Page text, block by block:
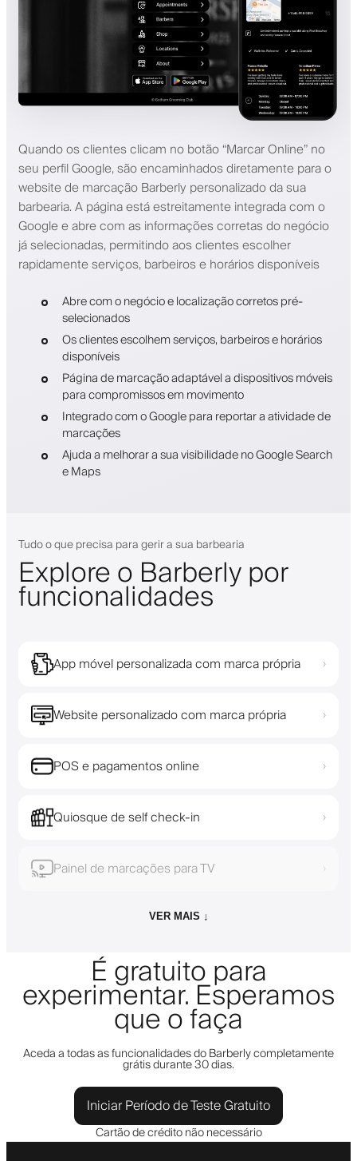
Quando os clientes clicam no botão “Marcar Online” no
seu perfil Google, são encaminhados diretamente para o
website de marcação Barberly personalizado da sua
barbearia. A página está estreitamente integrada com o
Google e abre com as informações corretas do negócio
já selecionadas, permitindo aos clientes escolher
rapidamente serviços, barbeiros e horários disponíveis
Abre com o negócio e localização corretos pré-
selecionados
Os clientes escolhem serviços, barbeiros e horários
disponíveis
Página de marcação adaptável a dispositivos móveis
para compromissos em movimento
Integrado com o Google para reportar a atividade de
marcações
Ajuda a melhorar a sua visibilidade no Google Search
e Maps
Tudo o que precisa para gerir a sua barbearia
Explore o Barberly por
funcionalidades
App móvel personalizada com marca própria ›
Website personalizado com marca própria ›
POS e pagamentos online ›
Quiosque de self check-in ›
Painel de marcações para TV ›
VER MAIS ↓
É gratuito para
experimentar. Esperamos
que o faça
Aceda a todas as funcionalidades do Barberly completamente
grátis durante 30 dias.
Iniciar Período de Teste Gratuito
Cartão de crédito não necessário